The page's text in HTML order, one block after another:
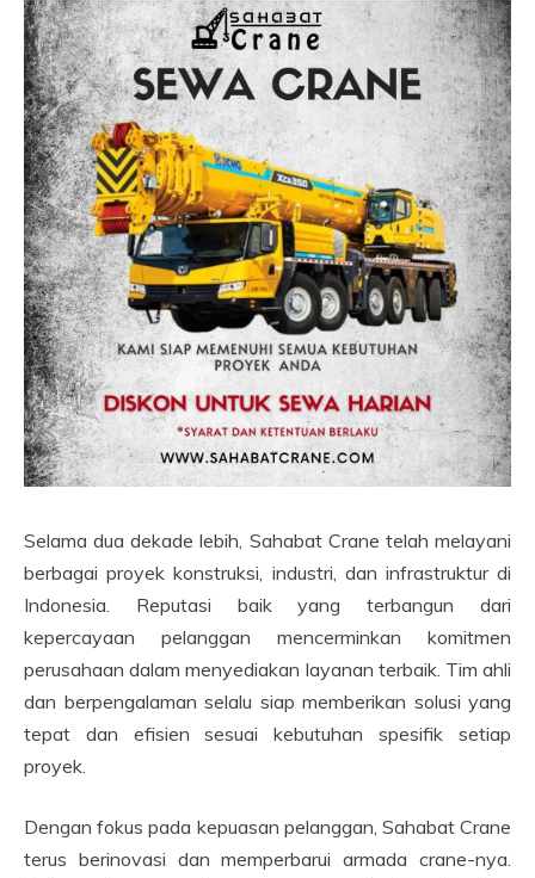
Selama dua dekade lebih, Sahabat Crane telah melayani
berbagai proyek konstruksi, industri, dan infrastruktur di
Indonesia. Reputasi baik yang terbangun dari
kepercayaan pelanggan mencerminkan komitmen
perusahaan dalam menyediakan layanan terbaik. Tim ahli
dan berpengalaman selalu siap memberikan solusi yang
tepat dan efisien sesuai kebutuhan spesifik setiap
proyek.
Dengan fokus pada kepuasan pelanggan, Sahabat Crane
terus berinovasi dan memperbarui armada crane-nya.